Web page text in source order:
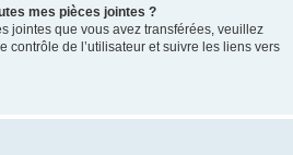
mes pièces jointes ?
jointes que vous avez transférées, veuillez
contrôle de l’utilisateur et suivre les liens vers